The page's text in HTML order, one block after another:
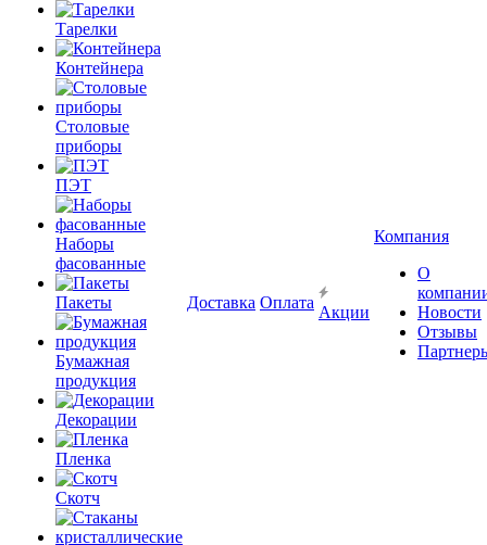
Тарелки
Контейнера
Столовые
приборы
ПЭТ
Наборы
фасованные
Пакеты
Бумажная
продукция
Декорации
Пленка
Скотч
Доставка Оплата
Акции
Компания
О
Новости
Отзывы